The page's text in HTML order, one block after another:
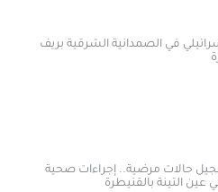
الشرقية بريف
إجراءات صحية